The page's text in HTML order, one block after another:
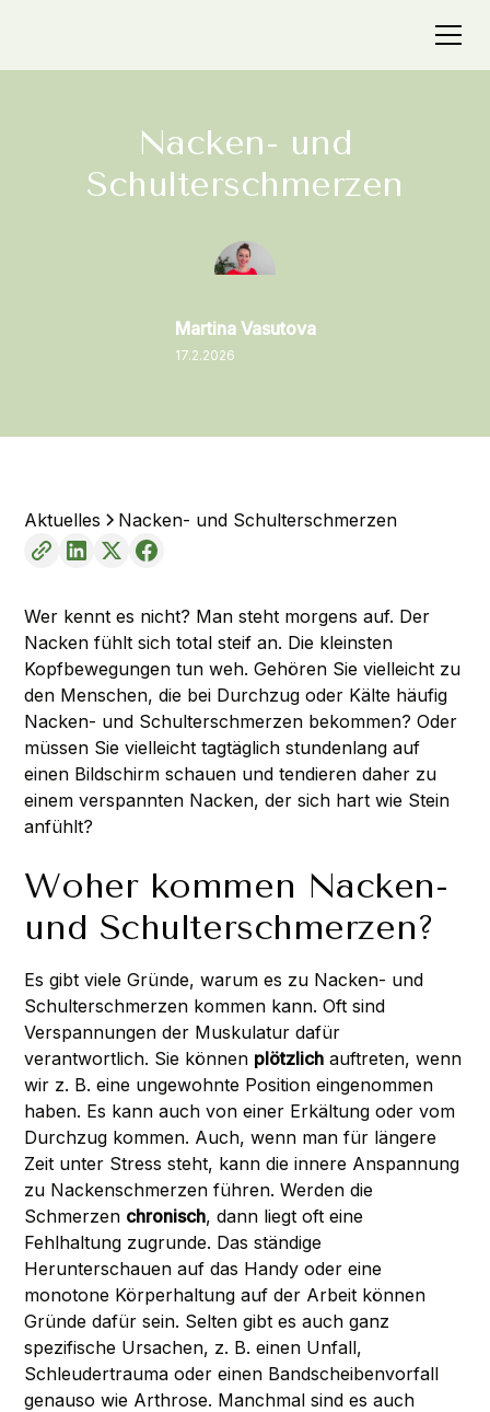
Nacken- und
Schulterschmerzen
Martina Vasutova
17.2.2026
Aktuelles Nacken- und Schulterschmerzen
Wer kennt es nicht? Man steht morgens auf. Der
Nacken fühlt sich total steif an. Die kleinsten
Kopfbewegungen tun weh. Gehören Sie vielleicht zu
den Menschen, die bei Durchzug oder Kälte häufig
Nacken- und Schulterschmerzen bekommen? Oder
müssen Sie vielleicht tagtäglich stundenlang auf
einen Bildschirm schauen und tendieren daher zu
einem verspannten Nacken, der sich hart wie Stein
anfühlt?
Woher kommen Nacken-
und Schulterschmerzen?
Es gibt viele Gründe, warum es zu Nacken- und
Schulterschmerzen kommen kann. Oft sind
Verspannungen der Muskulatur dafür
verantwortlich. Sie können plötzlich auftreten, wenn
wir z. B. eine ungewohnte Position eingenommen
haben. Es kann auch von einer Erkältung oder vom
Durchzug kommen. Auch, wenn man für längere
Zeit unter Stress steht, kann die innere Anspannung
zu Nackenschmerzen führen. Werden die
Schmerzen chronisch, dann liegt oft eine
Fehlhaltung zugrunde. Das ständige
Herunterschauen auf das Handy oder eine
monotone Körperhaltung auf der Arbeit können
Gründe dafür sein. Selten gibt es auch ganz
spezifische Ursachen, z. B. einen Unfall,
Schleudertrauma oder einen Bandscheibenvorfall
genauso wie Arthrose. Manchmal sind es auch